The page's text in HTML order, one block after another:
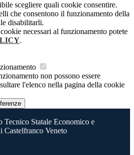
scegliere quali cookie consentire.
che consentono il funzionamento della
disabilitarli.
necessari al funzionamento potete
.
non possono essere
l'elenco nella pagina della cookie
Tecnico Statale Economico e
Veneto